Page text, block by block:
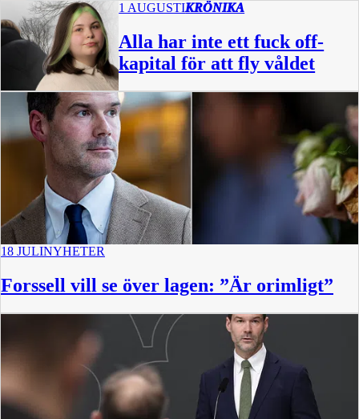
1 AUGUSTIKRÖNIKA
Alla har inte ett fuck off-
kapital för att fly våldet
18 JULINYHETER
Forssell vill se över lagen: ”Är orimligt”